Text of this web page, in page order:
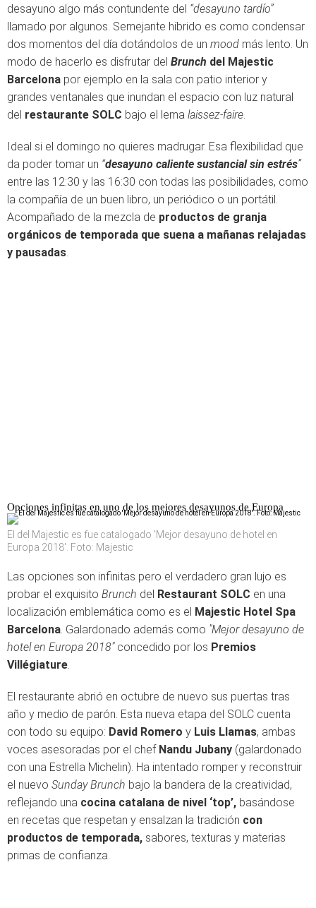
desayuno algo más contundente del “desayuno tardío”
llamado por algunos. Semejante híbrido es como condensar
dos momentos del día dotándolos de un mood más lento. Un
modo de hacerlo es disfrutar del Brunch del Majestic
Barcelona por ejemplo en la sala con patio interior y
grandes ventanales que inundan el espacio con luz natural
del restaurante SOLC bajo el lema laissez-faire.
Ideal si el domingo no quieres madrugar. Esa flexibilidad que
da poder tomar un “desayuno caliente sustancial sin estrés”
entre las 12:30 y las 16:30 con todas las posibilidades, como
la compañía de un buen libro, un periódico o un portátil.
Acompañado de la mezcla de productos de granja
orgánicos de temporada que suena a mañanas relajadas
y pausadas.
Opciones infinitas en uno de los mejores desayunos de Europa
El del Majestic es fue catalogado 'Mejor desayuno de hotel en
Europa 2018'. Foto: Majestic
Las opciones son infinitas pero el verdadero gran lujo es
probar el exquisito Brunch del Restaurant SOLC en una
localización emblemática como es el Majestic Hotel Spa
Barcelona. Galardonado además como "Mejor desayuno de
hotel en Europa 2018"concedido por los Premios
Villégiature.
El restaurante abrió en octubre de nuevo sus puertas tras
año y medio de parón. Esta nueva etapa del SOLC cuenta
con todo su equipo: David Romero y Luis Llamas, ambas
voces asesoradas por el chef Nandu Jubany (galardonado
con una Estrella Michelin). Ha intentado romper y reconstruir
el nuevo Sunday Brunch bajo la bandera de la creatividad,
reflejando una cocina catalana de nivel ‘top’, basándose
en recetas que respetan y ensalzan la tradición con
productos de temporada, sabores, texturas y materias
primas de confianza.